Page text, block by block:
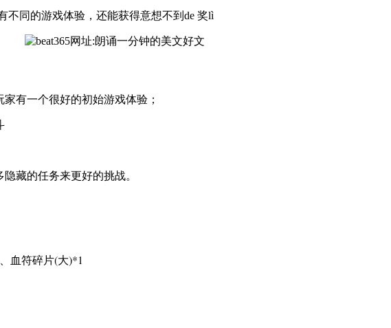
不同的游戏体验，还能获得意想不到de 奖lì
有一个很好的初始游戏体验；
藏的任务来更好的挑战。
血符碎片(大)*1